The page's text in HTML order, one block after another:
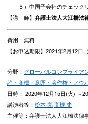
５）中国子会社のチェック
【講 師】 弁護士法人大江橋
費用：無料
【お申込期限】2021年2月12日
分野： グローバルコンプライア
許・商標・意匠・著作権・ノウ
日時： 2020年12月15日(火) ～
講演者等： 松本 亮高槻 史
主催等：弁護士法人大江橋法律